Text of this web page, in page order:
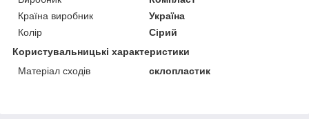
Країна виробник
Україна
Колір
Сірий
Користувальницькі характеристики
Матеріал сходів
склопластик